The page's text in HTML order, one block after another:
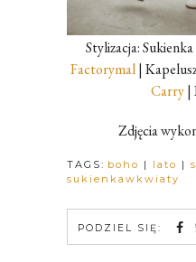
Stylizacja: Sukienka
Factorymal|
Carry|
Zdjęcia
TAGS: boho | lato |
sukienkawkwiaty
PODZIEL SIĘ: